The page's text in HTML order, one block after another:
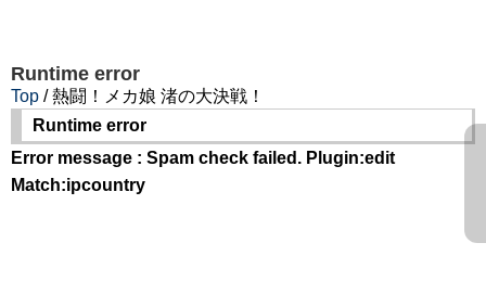
Runtime error
Top / 熱闘！メカ娘 渚の大決戦！
Runtime error
Error message : Spam check failed. Plugin:edit
Match:ipcountry